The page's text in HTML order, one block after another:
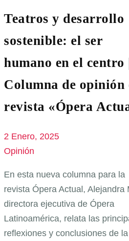
Teatros y desarrollo
sostenible: el ser
humano en el centro
Columna de opinión
revista «Ópera
2 Enero, 2025
Opinión
En esta nueva columna para la
revista Ópera Actual, Alejandra
directora ejecutiva de Ópera
Latinoamérica, relata las
reflexiones y conclusiones de la